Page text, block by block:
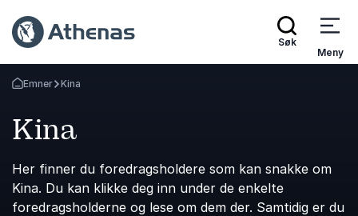
Søk
Meny
Gå tilbake til startsiden
Emner Kina
Kina
Her finner du foredragsholdere som kan snakke om
Kina. Du kan klikke deg inn under de enkelte
foredragsholderne og lese om dem der. Samtidig er du